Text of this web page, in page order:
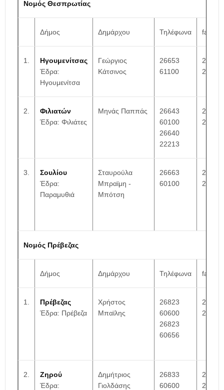
Νομός Θεσπρωτίας
Δήμος Δημάρχου Τηλέφωνα fax
1.
Ηγουμενίτσας
Έδρα:
Ηγουμενίτσα
Γεώργιος
Κάτσινος
26653
61100
26650
26067
2.
Φιλιατών
Έδρα: Φιλιάτες
Μηνάς Παππάς
26643
60100
26640
22213
26640
22989
3.
Σουλίου
Έδρα:
Παραμυθιά
Σταυρούλα
Μπραϊμη -
Μπότση
26663
60100
26660
24155
Νομός Πρέβεζας
Δήμος Δημάρχου Τηλέφωνα fax
1.
Πρέβεζας
Έδρα: Πρέβεζα
Χρήστος
Μπαϊλης
26823
60600
26823
60656
26820
27553
2.
Ζηρού
Έδρα:
Δημήτριος
Γιολδάσης
26833
60600
26830
24667